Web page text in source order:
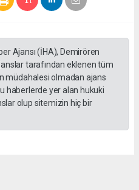
Ajansı (İHA), Demirören
tarafından eklenen tüm
müdahalesi olmadan ajans
haberlerde yer alan hukuki
olup sitemizin hiç bir